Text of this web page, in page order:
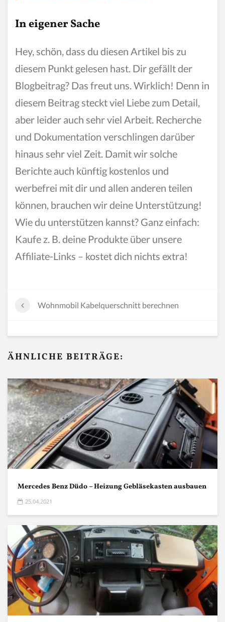
In eigener Sache
Hey, schön, dass du diesen Artikel bis zu
diesem Punkt gelesen hast. Dir gefällt der
Blogbeitrag? Das freut uns. Wirklich! Denn in
diesem Beitrag steckt viel Liebe zum Detail,
aber leider auch sehr viel Arbeit. Recherche
und Dokumentation verschlingen darüber
hinaus sehr viel Zeit. Damit wir solche
Berichte auch künftig kostenlos und
werbefrei mit dir und allen anderen teilen
können, brauchen wir deine Unterstützung!
Wie du unterstützen kannst? Ganz einfach:
Kaufe z. B. deine Produkte über unsere
Affiliate-Links – kostet dich nichts extra!
Wohnmobil Kabelquerschnitt berechnen
ÄHNLICHE BEITRÄGE:
Mercedes Benz Düdo – Heizung Gebläsekasten ausbauen
25.04.2021